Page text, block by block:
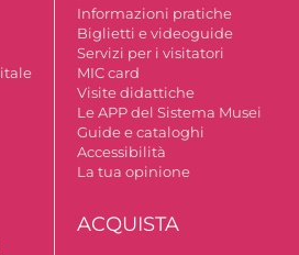
Informazioni pratiche
Biglietti e videoguide
Servizi per i visitatori
MIC card
Visite didattiche
Le APP del Sistema Musei
Guide e cataloghi
Accessibilità
La tua opinione
ACQUISTA